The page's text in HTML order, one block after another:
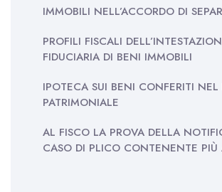
IMMOBILI NELL’ACCORDO DI
PROFILI FISCALI
FIDUCIARIA DI BENI IMMOBILI
IPOTECA SUI BENI CONFERITI
PATRIMONIALE
AL FISCO LA PROVA DELLA
CASO DI PLICO CONTENENTE PIÙ